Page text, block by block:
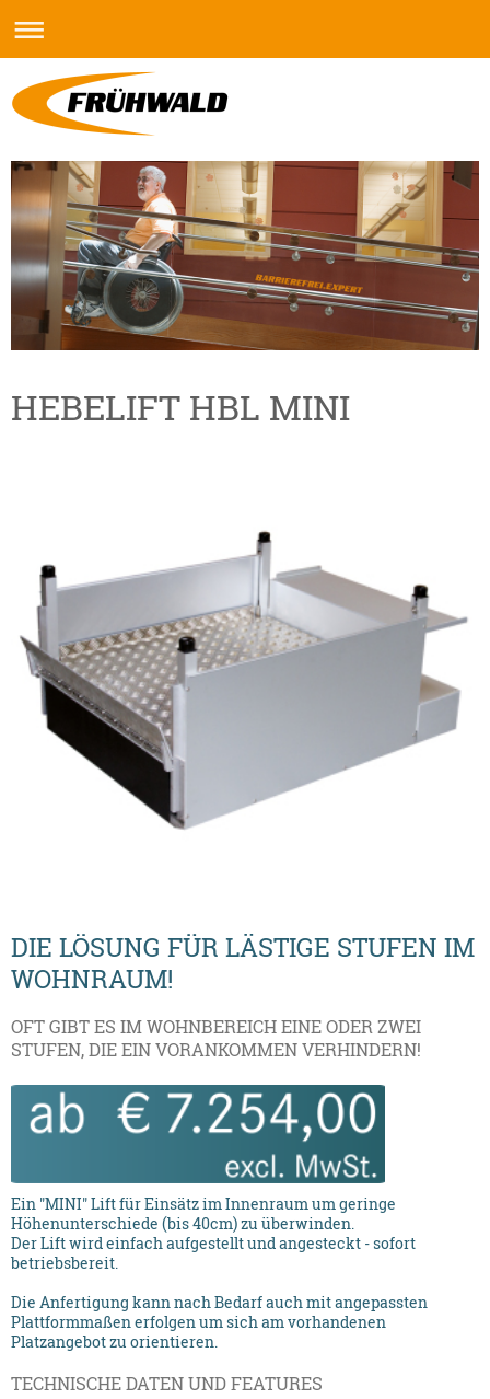
HEBELIFT HBL MINI
DIE LÖSUNG FÜR LÄSTIGE STUFEN IM
WOHNRAUM!
OFT GIBT ES IM WOHNBEREICH EINE ODER ZWEI
STUFEN, DIE EIN VORANKOMMEN VERHINDERN!
Ein "MINI" Lift für Einsätz im Innenraum um geringe
Höhenunterschiede (bis 40cm) zu überwinden.
Der Lift wird einfach aufgestellt und angesteckt - sofort
betriebsbereit.
Die Anfertigung kann nach Bedarf auch mit angepassten
Plattformmaßen erfolgen um sich am vorhandenen
Platzangebot zu orientieren.
TECHNISCHE DATEN UND FEATURES